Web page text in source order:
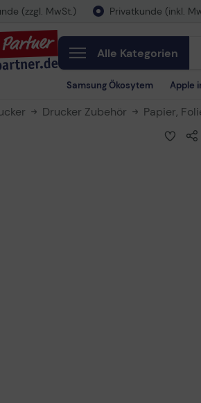
(zzgl. MwSt.) Privatkunde (inkl.
Alle Kategorien
Samsung Ökosytem Apple
Drucker Zubehör Papier,